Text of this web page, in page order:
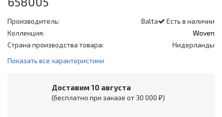
Есть в наличии
Производитель:
Balta
Коллекция:
Woven
Страна производства товара:
Нидерланды
Показать все характеристики
Доставим 10 августа
(бесплатно при заказе от 30 000 ₽)